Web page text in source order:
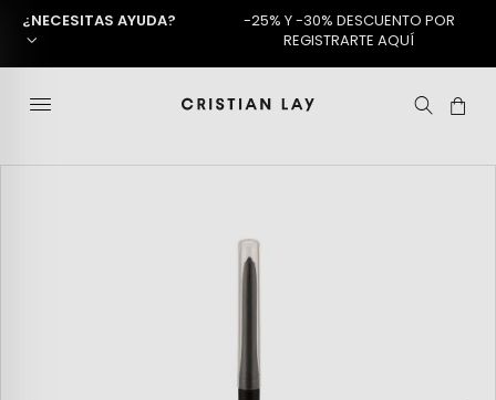
¿NECESITAS AYUDA?
-25% Y -30% DESCUENTO POR
REGISTRARTE AQUÍ